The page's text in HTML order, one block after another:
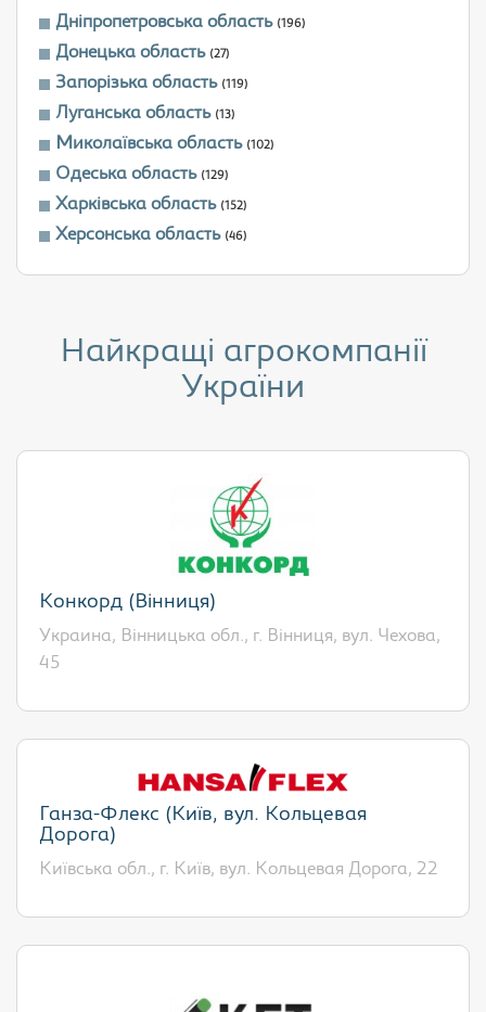
Дніпропетровська область (196)
Донецька область (27)
Запорізька область (119)
Луганська область (13)
Миколаївська область (102)
Одеська область (129)
Харківська область (152)
Херсонська область (46)
Найкращі агрокомпанії
України
Конкорд (Вінниця)
Украина, Вінницька обл., г. Вінниця, вул. Чехова,
45
Ганза-Флекс (Київ, вул. Кольцевая
Дорога)
Київська обл., г. Київ, вул. Кольцевая Дорога, 22